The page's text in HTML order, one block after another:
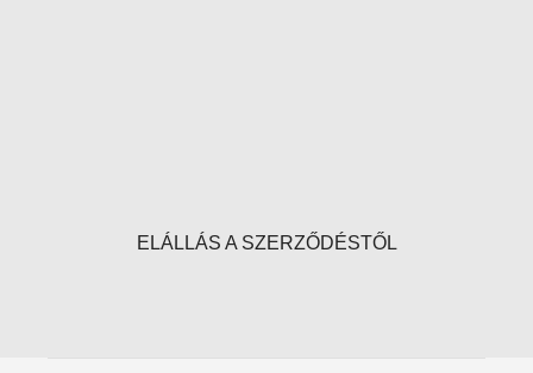
ELÁLLÁS A SZERZŐDÉSTŐL